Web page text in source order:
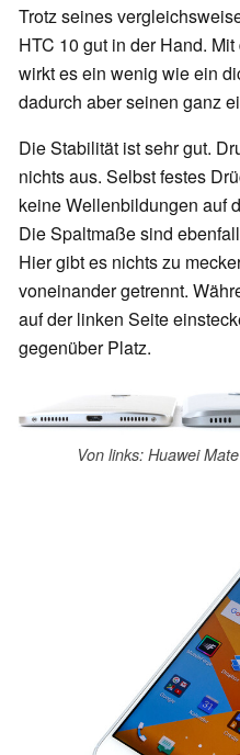
Trotz seines
HTC 10 gut in der Hand.
wirkt es ein wenig wie ein
dadurch aber seinen ganz
Die Stabilität ist sehr gut.
nichts aus. Selbst festes
keine Wellenbildungen auf
Die Spaltmaße sind
Hier gibt es nichts zu
voneinander getrennt.
auf der linken Seite
gegenüber Platz.
Von links: Huawei